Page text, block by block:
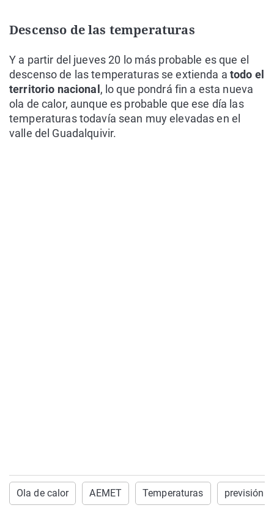
Descenso de las temperaturas
Y a partir del jueves 20 lo más probable es que el
descenso de las temperaturas se extienda atodo el
territorio nacional , lo que pondrá fin a esta nueva
ola de calor, aunque es probable que ese día las
temperaturas todavía sean muy elevadas en el
valle del Guadalquivir.
Ola de calor AEMET Temperaturas previsión